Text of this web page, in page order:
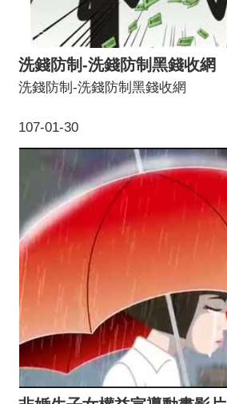
洗錢防制-洗錢防制黑錢收網
107-01-30
洗錢防制-洗錢防制黑錢收網